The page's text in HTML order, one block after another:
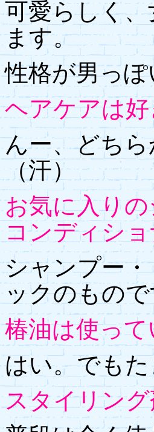
可愛らしく
ます。
性格が男っ
ヘアケアは
んー、どち
（汗）
お気に入り
コンディシ
シャンプー
ックのもの
椿油は使っ
はい。でも
スタイリン